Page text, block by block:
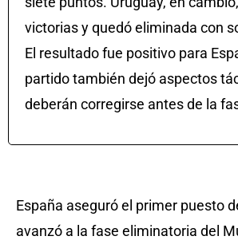
victorias y quedó eliminada con
El resultado fue positivo para
partido también dejó aspectos
deberán corregirse antes de la
España aseguró el primer puesto
avanzó a la fase eliminatoria del